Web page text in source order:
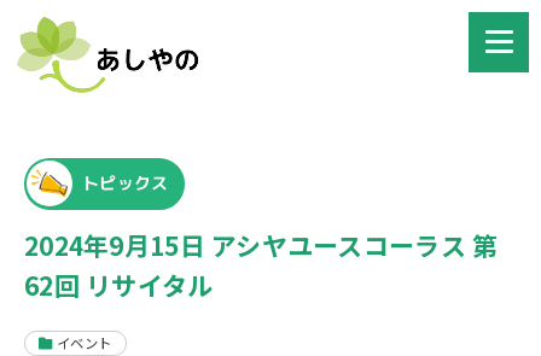
トピックス
2024年9月15日 アシヤユースコーラス 第
62回 リサイタル
イベント